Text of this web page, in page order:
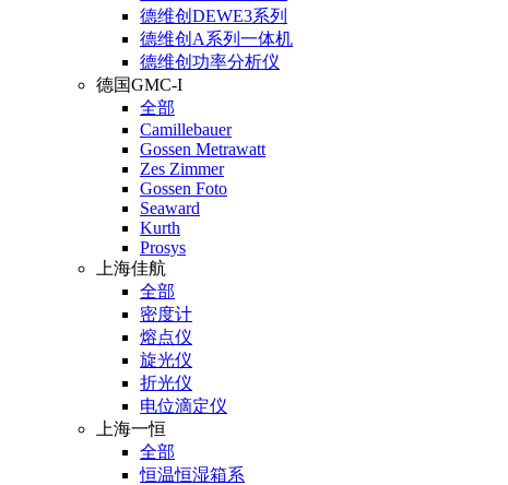
德维创DEWE3系列
德维创A系列一体机
德维创功率分析仪
德国GMC-I
全部
Camillebauer
Gossen Metrawatt
Zes Zimmer
Gossen Foto
Seaward
Kurth
Prosys
上海佳航
全部
密度计
熔点仪
旋光仪
折光仪
电位滴定仪
上海一恒
全部
恒温恒湿箱系